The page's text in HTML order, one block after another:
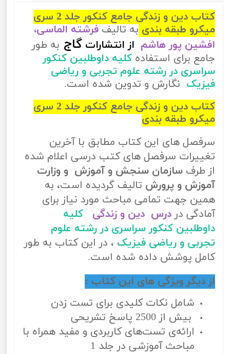
کتاب دین و زندگی جامع کنکور جلد 2 سری
میکرو طبقه بندی به تالیف فرشته الماسی،
افشین پور هاشم از انتشارات گاج به طور
جامع برای استفاده کلیه داوطلبین کنکور
سراسری در رشته علوم تجربی و ریاضی
فیزیک نگارش و تدوین شده است.
کتاب دین و زندگی جامع کنکور جلد 2 سری
میکرو طبقه بندی
سرفصل های این کتاب مطابق با آخرین
تغییرات سرفصل های کتب درسی اعلام شده
از طرف سازمان سنجش و آموزش و وزارت
آموزش و پرورش تالیف گردیده است، به
همین جهت تمامی مباحث مورد نیاز برای
آمادگی در درس دین و زندگی
کلیه
داوطلبین کنکور سراسری در رشته علوم
تجربی و ریاضی فیزیک ، در این کتاب به طور
کامل پوشش داده شده است.
از دیگر ویژگی های این کتاب :
شامل نکات کلیدی برای تست زدن
بیش از 2500 پاسخ تشریحی
ارائه‌ی تست‌های کاربردی و مفید همراه با
مباحث آموزشی در جلد 1